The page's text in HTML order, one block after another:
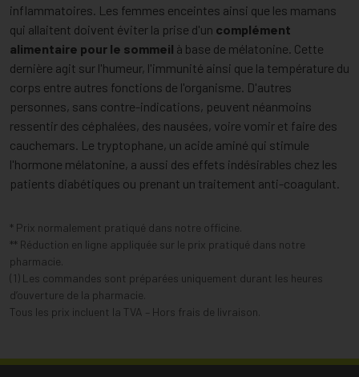
inflammatoires. Les femmes enceintes ainsi que les mamans
qui allaitent doivent éviter la prise d'un complément
alimentaire pour le sommeil à base de mélatonine. Cette
dernière agit sur l'humeur, l'immunité ainsi que la température du
corps entre autres fonctions de l'organisme. D'autres
personnes, sans contre-indications, peuvent néanmoins
ressentir des céphalées, des nausées, voire vomir et faire des
cauchemars. Le tryptophane, un acide aminé qui stimule
l'hormone mélatonine, a aussi des effets indésirables chez les
patients diabétiques ou prenant un traitement anti-coagulant.
* Prix normalement pratiqué dans notre officine.
** Réduction en ligne appliquée sur le prix pratiqué dans notre
pharmacie.
(1) Les commandes sont préparées uniquement durant les heures
d’ouverture de la pharmacie.
Tous les prix incluent la TVA – Hors frais de livraison.